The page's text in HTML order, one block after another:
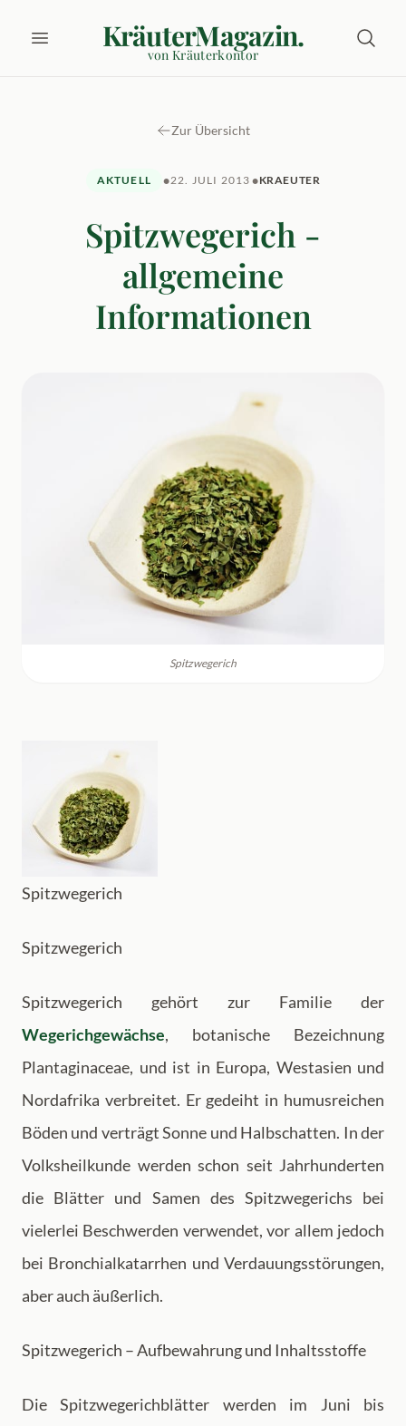
KräuterMagazin.
von Kräuterkontor
Zur Übersicht
AKTUELL •22. JULI 2013 •KRAEUTER
Spitzwegerich -
allgemeine
Informationen
Spitzwegerich
Spitzwegerich
Spitzwegerich
Spitzwegerich gehört zur Familie der
Wegerichgewächse, botanische Bezeichnung
Plantaginaceae, und ist in Europa, Westasien und
Nordafrika verbreitet. Er gedeiht in humusreichen
Böden und verträgt Sonne und Halbschatten. In der
Volksheilkunde werden schon seit Jahrhunderten
die Blätter und Samen des Spitzwegerichs bei
vielerlei Beschwerden verwendet, vor allem jedoch
bei Bronchialkatarrhen und Verdauungsstörungen,
aber auch äußerlich.
Spitzwegerich – Aufbewahrung und Inhaltsstoffe
Die Spitzwegerichblätter werden im Juni bis